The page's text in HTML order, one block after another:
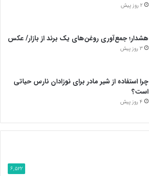
2 روز پیش
هشدار؛ جمع‌آوری روغن‌های یک برند از بازار/ عکس
3 روز پیش
چرا استفاده از شیر مادر برای نوزادان نارس حیاتی
است؟
4 روز پیش
6,522